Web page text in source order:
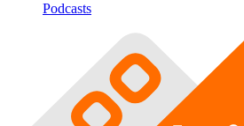
Podcasts